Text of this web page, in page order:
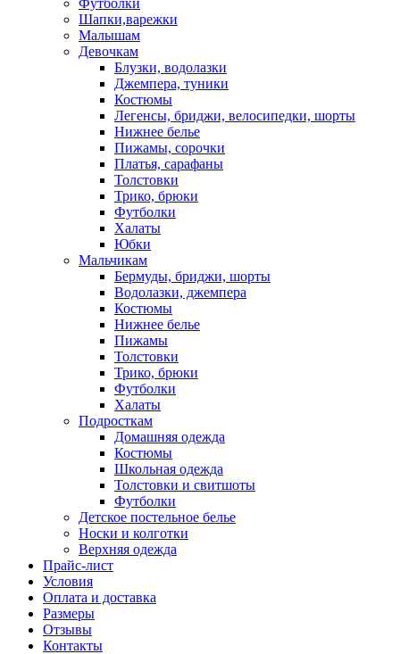
Футболки
Шапки,варежки
Малышам
Девочкам
Блузки, водолазки
Джемпера, туники
Костюмы
Легенсы, бриджи, велосипедки, шорты
Нижнее белье
Пижамы, сорочки
Платья, сарафаны
Толстовки
Трико, брюки
Футболки
Халаты
Юбки
Мальчикам
Бермуды, бриджи, шорты
Водолазки, джемпера
Костюмы
Нижнее белье
Пижамы
Толстовки
Трико, брюки
Футболки
Халаты
Подросткам
Домашняя одежда
Костюмы
Школьная одежда
Толстовки и свитшоты
Футболки
Детское постельное белье
Носки и колготки
Верхняя одежда
Прайс-лист
Условия
Оплата и доставка
Размеры
Отзывы
Контакты